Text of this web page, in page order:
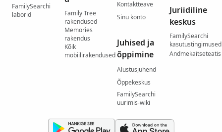
FamilySearchi
laborid
Family Tree
rakendused
Memories
rakendus
Kõik
mobiilirakendused
Kontaktteave
Sinu konto
Juhised ja
õppimine
Alustusjuhend
Õppekeskus
FamilySearchi
uurimis-wiki
Juriidiline
keskus
FamilySearchi
kasutustingimused
Andmekaitseteatis